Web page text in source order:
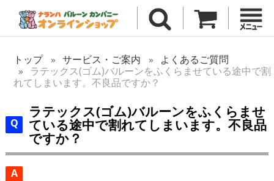
トップ サービス・ご案内
よくあるご質問
ラテックス(ゴム)バルーンをふくらませている途中で割
れてしまいます。不良品ですか？
ラテックス(ゴム)バルーンをふくらませ
ている途中で割れてしまいます。不良品
ですか？
A